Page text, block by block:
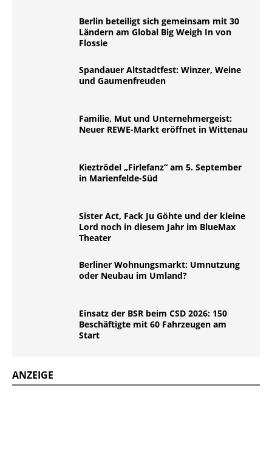
Berlin beteiligt sich gemeinsam mit 30
Ländern am Global Big Weigh In von
Flossie
Spandauer Altstadtfest: Winzer, Weine
und Gaumenfreuden
Familie, Mut und Unternehmergeist:
Neuer REWE-Markt eröffnet in Wittenau
Kieztrödel „Firlefanz“ am 5. September
in Marienfelde-Süd
Sister Act, Fack Ju Göhte und der kleine
Lord noch in diesem Jahr im BlueMax
Theater
Berliner Wohnungsmarkt: Umnutzung
oder Neubau im Umland?
Einsatz der BSR beim CSD 2026: 150
Beschäftigte mit 60 Fahrzeugen am
Start
ANZEIGE